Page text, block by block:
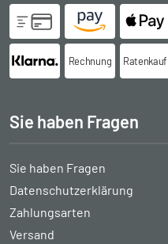
Rechnung Ratenkauf
Sie haben Fragen
Sie haben Fragen
Datenschutzerklärung
Zahlungsarten
Versand